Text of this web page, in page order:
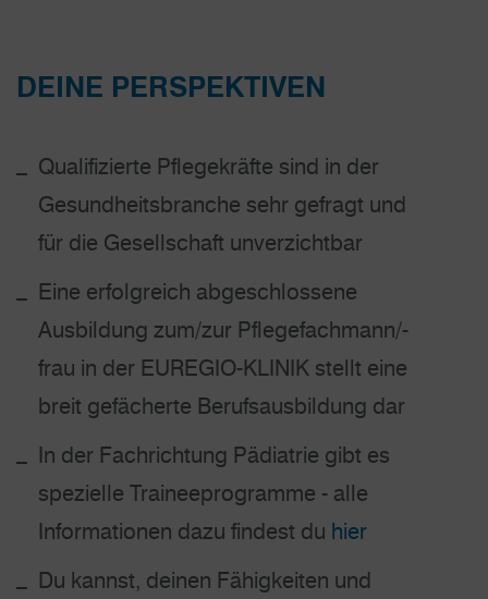
DEINE PERSPEKTIVEN
Qualifizierte Pflegekräfte sind in der
Gesundheitsbranche sehr gefragt und
für die Gesellschaft unverzichtbar
Eine erfolgreich abgeschlossene
Ausbildung zum/zur Pflegefachmann/-
frau in der EUREGIO-KLINIK stellt eine
breit gefächerte Berufsausbildung dar
In der Fachrichtung Pädiatrie gibt es
spezielle Traineeprogramme - alle
Informationen dazu findest du hier
Du kannst, deinen Fähigkeiten und